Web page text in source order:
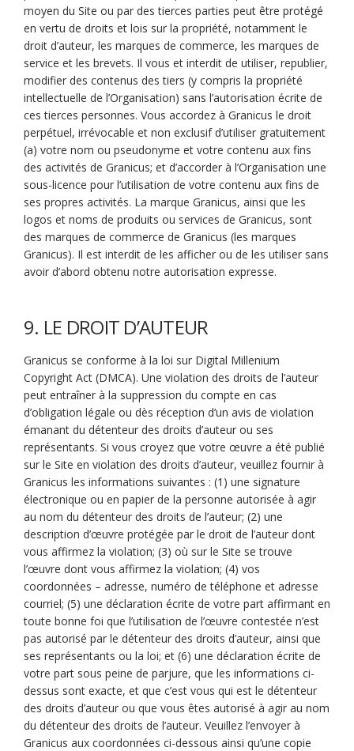
moyen du Site ou par des tierces parties peut être protégé
en vertu de droits et lois sur la propriété, notamment le
droit d’auteur, les marques de commerce, les marques de
service et les brevets. Il vous et interdit de utiliser, republier,
modifier des contenus des tiers (y compris la propriété
intellectuelle de l’Organisation) sans l’autorisation écrite de
ces tierces personnes. Vous accordez à Granicus le droit
perpétuel, irrévocable et non exclusif d’utiliser gratuitement
(a) votre nom ou pseudonyme et votre contenu aux fins
des activités de Granicus; et d’accorder à l’Organisation une
sous-licence pour l’utilisation de votre contenu aux fins de
ses propres activités. La marque Granicus, ainsi que les
logos et noms de produits ou services de Granicus, sont
des marques de commerce de Granicus (les marques
Granicus). Il est interdit de les afficher ou de les utiliser sans
avoir d’abord obtenu notre autorisation expresse.
9. LE DROIT D’AUTEUR
Granicus se conforme à la loi sur Digital Millenium
Copyright Act (DMCA). Une violation des droits de l’auteur
peut entraîner à la suppression du compte en cas
d’obligation légale ou dès réception d’un avis de violation
émanant du détenteur des droits d’auteur ou ses
représentants. Si vous croyez que votre œuvre a été publié
sur le Site en violation des droits d’auteur, veuillez fournir à
Granicus les informations suivantes : (1) une signature
électronique ou en papier de la personne autorisée à agir
au nom du détenteur des droits de l’auteur; (2) une
description d’œuvre protégée par le droit de l’auteur dont
vous affirmez la violation; (3) où sur le Site se trouve
l’œuvre dont vous affirmez la violation; (4) vos
coordonnées – adresse, numéro de téléphone et adresse
courriel; (5) une déclaration écrite de votre part affirmant en
toute bonne foi que l’utilisation de l’œuvre contestée n’est
pas autorisé par le détenteur des droits d’auteur, ainsi que
ses représentants ou la loi; et (6) une déclaration écrite de
votre part sous peine de parjure, que les informations ci-
dessus sont exacte, et que c’est vous qui est le détenteur
des droits d’auteur ou que vous êtes autorisé à agir au nom
du détenteur des droits de l’auteur. Veuillez l’envoyer à
Granicus aux coordonnées ci-dessous ainsi qu’une copie